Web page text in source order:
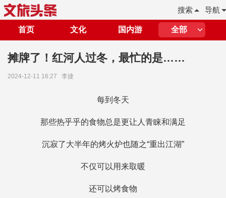
导航
搜索
首页 文化 国内游 全部
摊牌了！红河人过冬，最忙的是……
2024-12-11 16:27 李捷
每到冬天
那些热乎乎的食物总是更让人青睐和满足
沉寂了大半年的烤火炉也随之“重出江湖”
不仅可以用来取暖
还可以烤食物